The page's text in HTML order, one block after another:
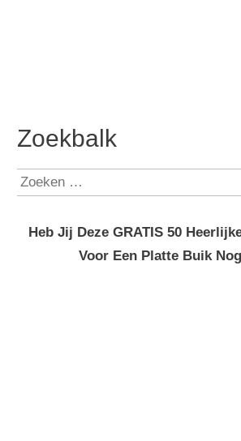
Zoekbalk
Zoeken
Heb Jij Deze GRATIS 50
Voor Een Platte Buik